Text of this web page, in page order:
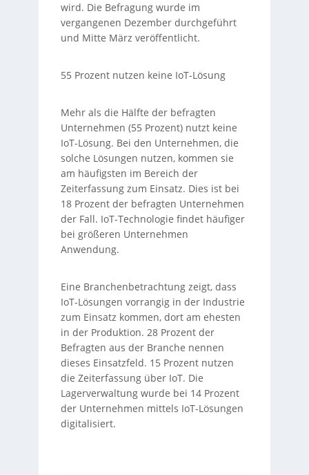
wird. Die Befragung wurde im
vergangenen Dezember durchgeführt
und Mitte März veröffentlicht.
55 Prozent nutzen keine IoT-Lösung
Mehr als die Hälfte der befragten
Unternehmen (55 Prozent) nutzt keine
IoT-Lösung. Bei den Unternehmen, die
solche Lösungen nutzen, kommen sie
am häufigsten im Bereich der
Zeiterfassung zum Einsatz. Dies ist bei
18 Prozent der befragten Unternehmen
der Fall. IoT-Technologie findet häufiger
bei größeren Unternehmen
Anwendung.
Eine Branchenbetrachtung zeigt, dass
IoT-Lösungen vorrangig in der Industrie
zum Einsatz kommen, dort am ehesten
in der Produktion. 28 Prozent der
Befragten aus der Branche nennen
dieses Einsatzfeld. 15 Prozent nutzen
die Zeiterfassung über IoT. Die
Lagerverwaltung wurde bei 14 Prozent
der Unternehmen mittels IoT-Lösungen
digitalisiert.